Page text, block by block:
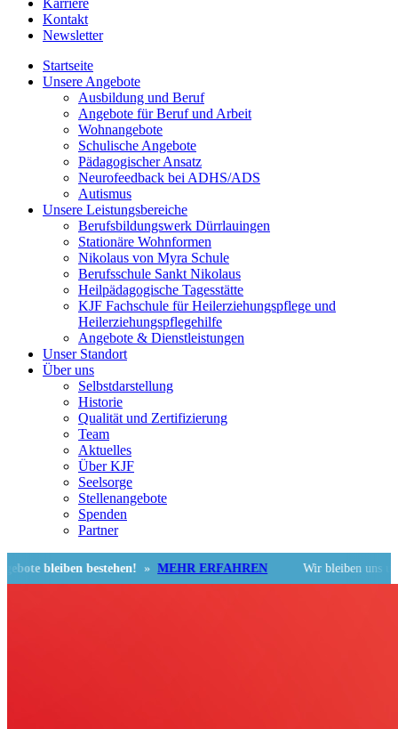
Karriere
Kontakt
Newsletter
Startseite
Unsere Angebote
Ausbildung und Beruf
Angebote für Beruf und Arbeit
Wohnangebote
Schulische Angebote
Pädagogischer Ansatz
Neurofeedback bei ADHS/ADS
Autismus
Unsere Leistungsbereiche
Berufsbildungswerk Dürrlauingen
Stationäre Wohnformen
Nikolaus von Myra Schule
Berufsschule Sankt Nikolaus
Heilpädagogische Tagesstätte
KJF Fachschule für Heilerziehungspflege und
Heilerziehungspflegehilfe
Angebote & Dienstleistungen
Unser Standort
Über uns
Selbstdarstellung
Historie
Qualität und Zertifizierung
Team
Aktuelles
Über KJF
Seelsorge
Stellenangebote
Spenden
Partner
bleiben bestehen!»MEHR ERFAHREN Wir bleiben uns und der